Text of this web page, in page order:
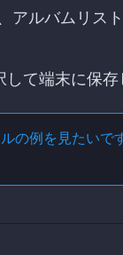
アルバムリス
して端末に保存
の例を見たいで